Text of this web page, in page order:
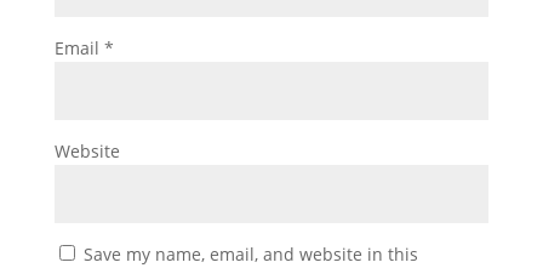
Email *
Website
Save my name, email, and website in this